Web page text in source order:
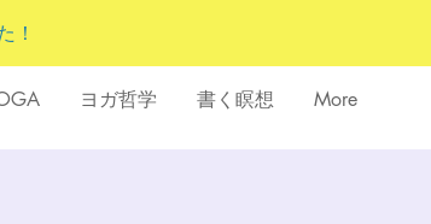
ヨガ哲学 書く瞑想 More
！